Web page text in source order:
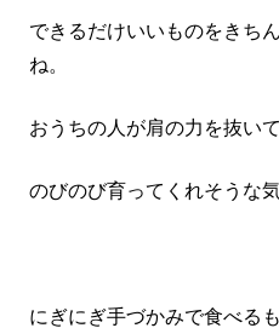
できるだけいいものをきち
ね。
おうちの人が肩の力を抜い
のびのび育ってくれそうな
にぎにぎ手づかみで食べる